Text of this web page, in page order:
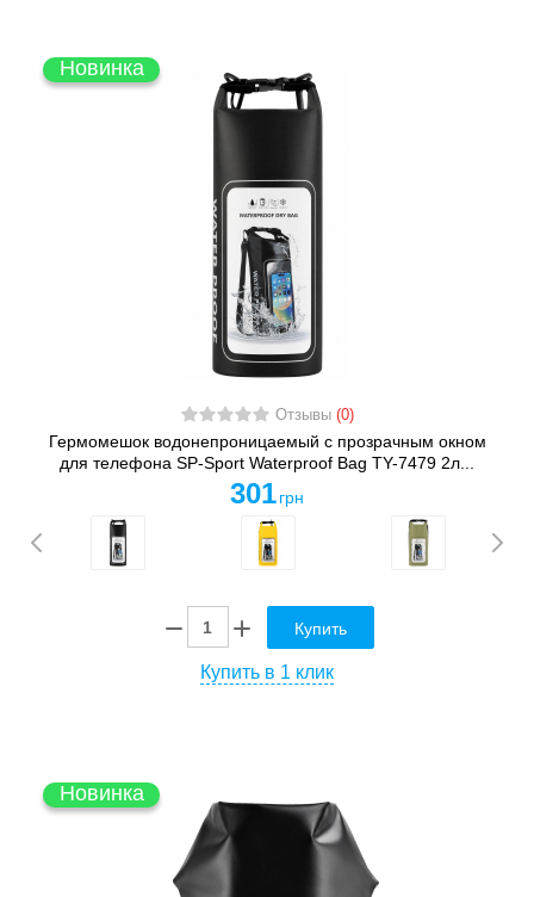
Новинка
Отзывы (0)
Гермомешок водонепроницаемый с прозрачным окном
для телефона SP-Sport Waterproof Bag TY-7479 2л...
301 грн
Купить
Купить в 1 клик
Новинка